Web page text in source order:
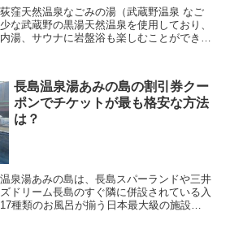
窪天然温泉なごみの湯（武蔵野温泉 なご
な武蔵野の黒湯天然温泉を使用しており、
湯、サウナに岩盤浴も楽しむことができ、
長島温泉湯あみの島の割引券クー
ポンでチケットが最も格安な方法
は？
泉湯あみの島は、長島スパーランドや三井
ドリーム長島のすぐ隣に併設されている入
種類のお風呂が揃う日本最大級の施設に